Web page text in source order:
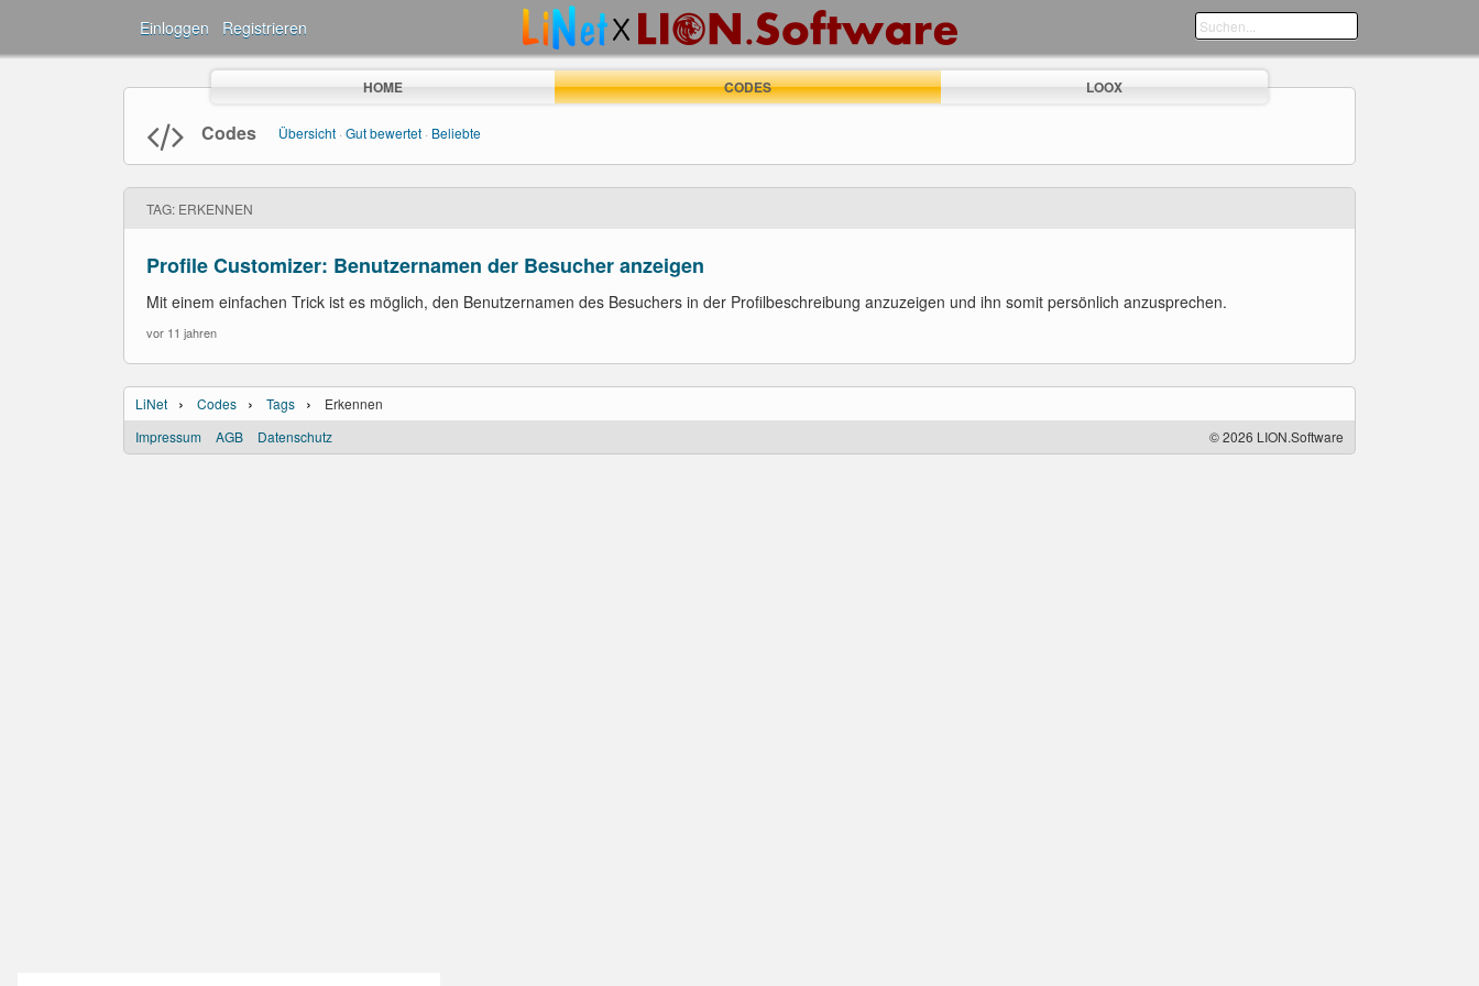
Einloggen Registrieren
HOME CODES LOOX
Codes Übersicht · Gut bewertet · Beliebte
TAG: ERKENNEN
Profile Customizer: Benutzernamen der Besucher anzeigen
Mit einem einfachen Trick ist es möglich, den Benutzernamen des Besuchers in der Profilbeschreibung anzuzeigen und ihn somit persönlich anzusprechen.
vor 11 jahren
LiNet › Codes › Tags ›
Erkennen
Impressum
AGB Datenschutz © 2026 LION.Software